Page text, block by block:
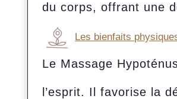
du corps, offrant une
Les bienfaits
Le Massage
l’esprit. Il favorise la